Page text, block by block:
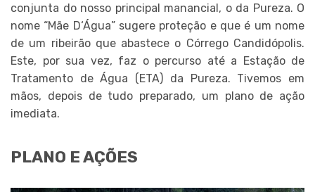
conjunta do nosso principal manancial, o da Pureza. O
nome “Mãe D‘Água” sugere proteção e que é um nome
de um ribeirão que abastece o Córrego Candidópolis.
Este, por sua vez, faz o percurso até a Estação de
Tratamento de Água (ETA) da Pureza. Tivemos em
mãos, depois de tudo preparado, um plano de ação
imediata.
PLANO E AÇÕES